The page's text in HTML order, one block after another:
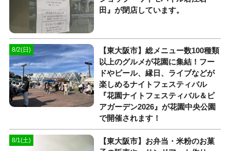
田』が閉店しています。
8/2(日)
【東大阪市】総メニュー数100種類
以上のグルメが花園に集結！フー
ドやビール、縁日、ライブなどが
楽しめるナイトフェスティバル
『花園ナイトフェスティバル＆ビ
アガーデン2026』が花園中央公園
で開催されます！
8/1(土)
【東大阪市】お弁当・米粉のお菓